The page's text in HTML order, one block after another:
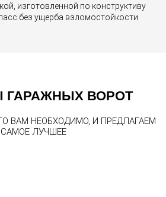
изготовленной по конструктиву
без ущерба взломостойкости
ГАРАЖНЫХ ВОРОТ
ВАМ НЕОБХОДИМО, И ПРЕДЛАГАЕМ
САМОЕ ЛУЧШЕЕ